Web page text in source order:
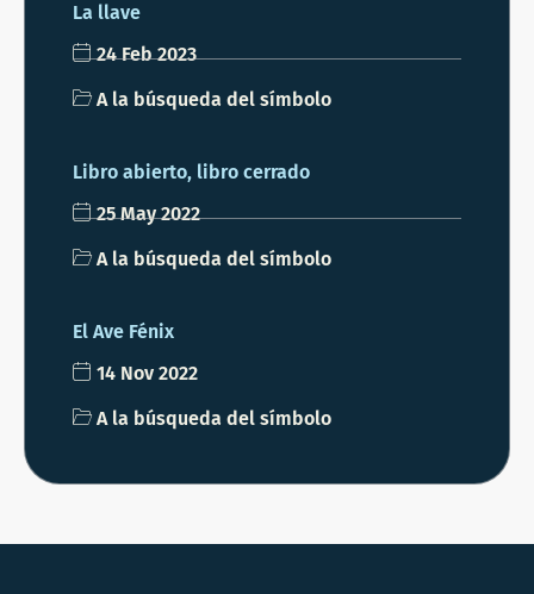
La llave
24 Feb 2023
A la búsqueda del símbolo
Libro abierto, libro cerrado
25 May 2022
A la búsqueda del símbolo
El Ave Fénix
14 Nov 2022
A la búsqueda del símbolo